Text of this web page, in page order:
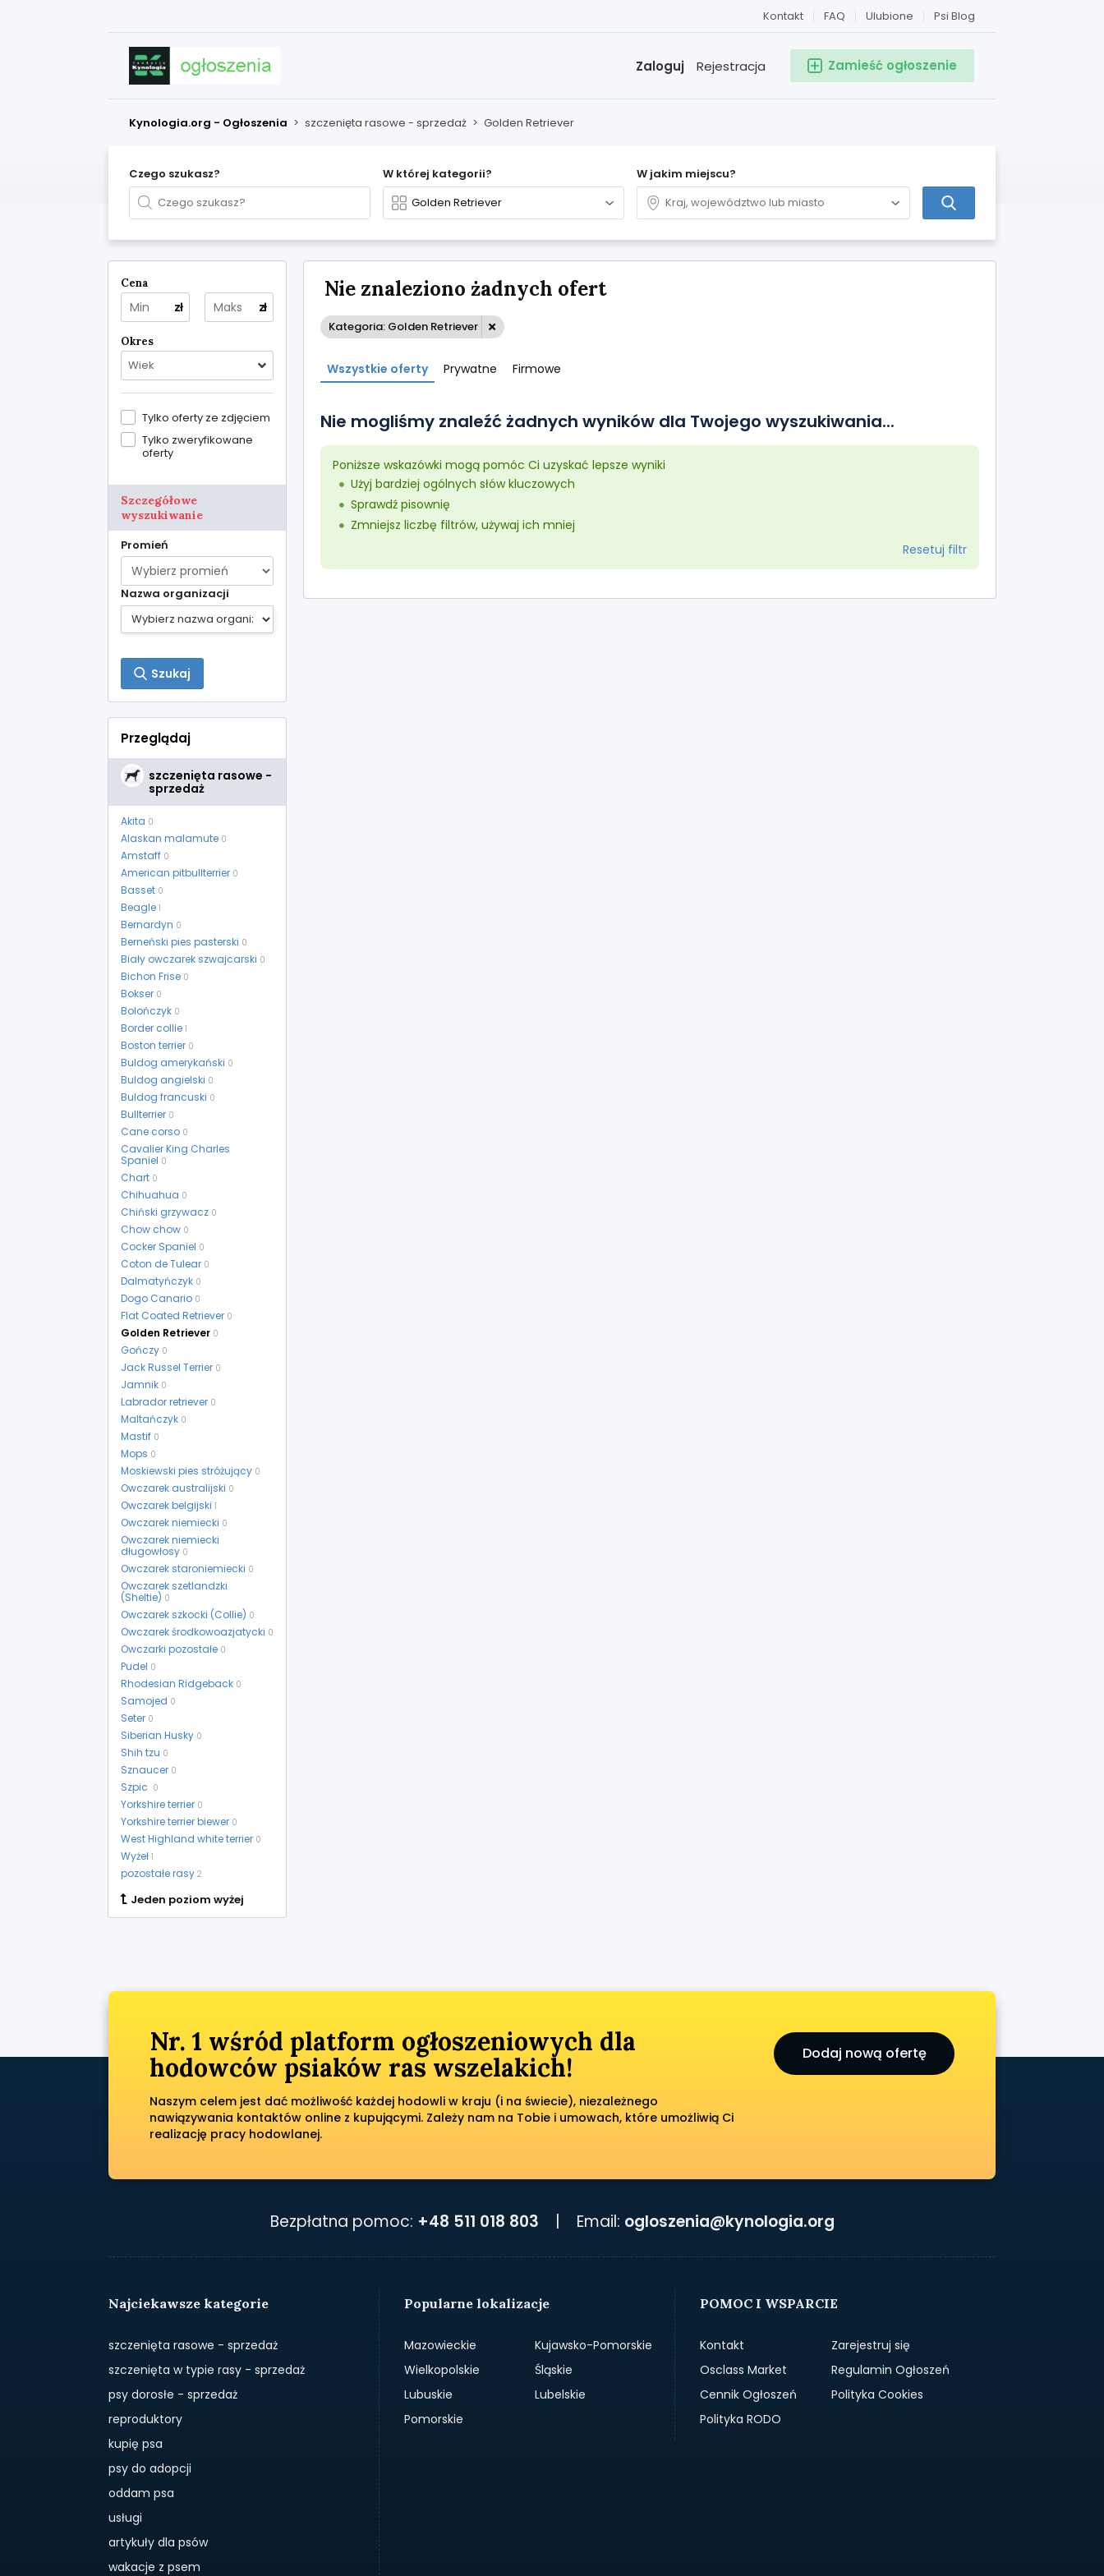
Psi Blog
Ulubione
FAQ
Kontakt
Zamieść ogłoszenie
Rejestracja
Zaloguj
Kynologia.org - Ogłoszenia > szczenięta rasowe - sprzedaż > Golden Retriever
Czego szukasz? W której kategorii? W jakim miejscu?
Cena
zł zł
Okres
Wiek
Tylko oferty ze zdjęciem
Tylko zweryfikowane
oferty
Szczegółowe
wyszukiwanie
Promień
Nazwa organizacji
Szukaj
Przeglądaj
szczenięta rasowe -
sprzedaż
Akita 0
Alaskan malamute 0
Amstaff 0
American pitbullterrier 0
Basset 0
Beagle 1
Bernardyn 0
Berneński pies pasterski 0
Biały owczarek szwajcarski 0
Bichon Frise 0
Bokser 0
Bolończyk 0
Border collie 1
Boston terrier 0
Buldog amerykański 0
Buldog angielski 0
Buldog francuski 0
Bullterrier 0
Cane corso 0
Cavalier King Charles
Spaniel 0
Chart 0
Chihuahua 0
Chiński grzywacz 0
Chow chow 0
Cocker Spaniel 0
Coton de Tulear 0
Dalmatyńczyk 0
Dogo Canario 0
Flat Coated Retriever 0
Golden Retriever 0
Gończy 0
Jack Russel Terrier 0
Jamnik 0
Labrador retriever 0
Maltańczyk 0
Mastif 0
Mops 0
Moskiewski pies stróżujący 0
Owczarek australijski 0
Owczarek belgijski 1
Owczarek niemiecki 0
Owczarek niemiecki
długowłosy 0
Owczarek staroniemiecki 0
Owczarek szetlandzki
(Sheltie) 0
Owczarek szkocki (Collie) 0
Owczarek środkowoazjatycki 0
Owczarki pozostałe 0
Pudel 0
Rhodesian Ridgeback 0
Samojed 0
Seter 0
Siberian Husky 0
Shih tzu 0
Sznaucer 0
Szpic 0
Yorkshire terrier 0
Yorkshire terrier biewer 0
West Highland white terrier 0
Wyżeł 1
pozostałe rasy 2
Jeden poziom wyżej
Nie znaleziono żadnych ofert
Kategoria: Golden Retriever
Wszystkie oferty Prywatne Firmowe
Nie mogliśmy znaleźć żadnych wyników dla Twojego wyszukiwania...
Poniższe wskazówki mogą pomóc Ci uzyskać lepsze wyniki
Użyj bardziej ogólnych słów kluczowych
Sprawdź pisownię
Zmniejsz liczbę filtrów, używaj ich mniej
Resetuj filtr
Nr. 1 wśród platform ogłoszeniowych dla
hodowców psiaków ras wszelakich!
Naszym celem jest dać możliwość każdej hodowli w kraju (i na świecie), niezależnego
nawiązywania kontaktów online z kupującymi. Zależy nam na Tobie i umowach, które umożliwią Ci
realizację pracy hodowlanej.
Dodaj nową ofertę
Bezpłatna pomoc: +48 511 018 803 Email: ogloszenia@kynologia.org
Najciekawsze kategorie
szczenięta rasowe - sprzedaż
szczenięta w typie rasy - sprzedaż
psy dorosłe - sprzedaż
reproduktory
kupię psa
psy do adopcji
oddam psa
usługi
artykuły dla psów
wakacje z psem
Popularne lokalizacje
Mazowieckie
Kujawsko-Pomorskie
Wielkopolskie
Śląskie
Lubuskie
Lubelskie
Pomorskie
POMOC I WSPARCIE
Kontakt
Zarejestruj się
Osclass Market
Regulamin Ogłoszeń
Cennik Ogłoszeń
Polityka Cookies
Polityka RODO